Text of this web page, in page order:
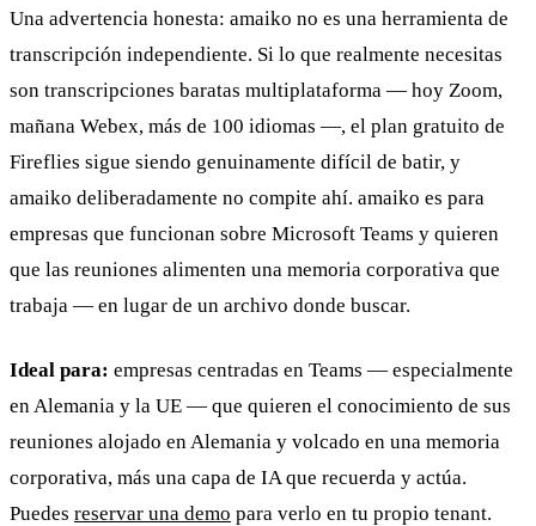
Una advertencia honesta: amaiko no es una herramienta de
transcripción independiente. Si lo que realmente necesitas
son transcripciones baratas multiplataforma — hoy Zoom,
mañana Webex, más de 100 idiomas —, el plan gratuito de
Fireflies sigue siendo genuinamente difícil de batir, y
amaiko deliberadamente no compite ahí. amaiko es para
empresas que funcionan sobre Microsoft Teams y quieren
que las reuniones alimenten una memoria corporativa que
trabaja — en lugar de un archivo donde buscar.
Ideal para: empresas centradas en Teams — especialmente
en Alemania y la UE — que quieren el conocimiento de sus
reuniones alojado en Alemania y volcado en una memoria
corporativa, más una capa de IA que recuerda y actúa.
Puedes reservar una demo para verlo en tu propio tenant.